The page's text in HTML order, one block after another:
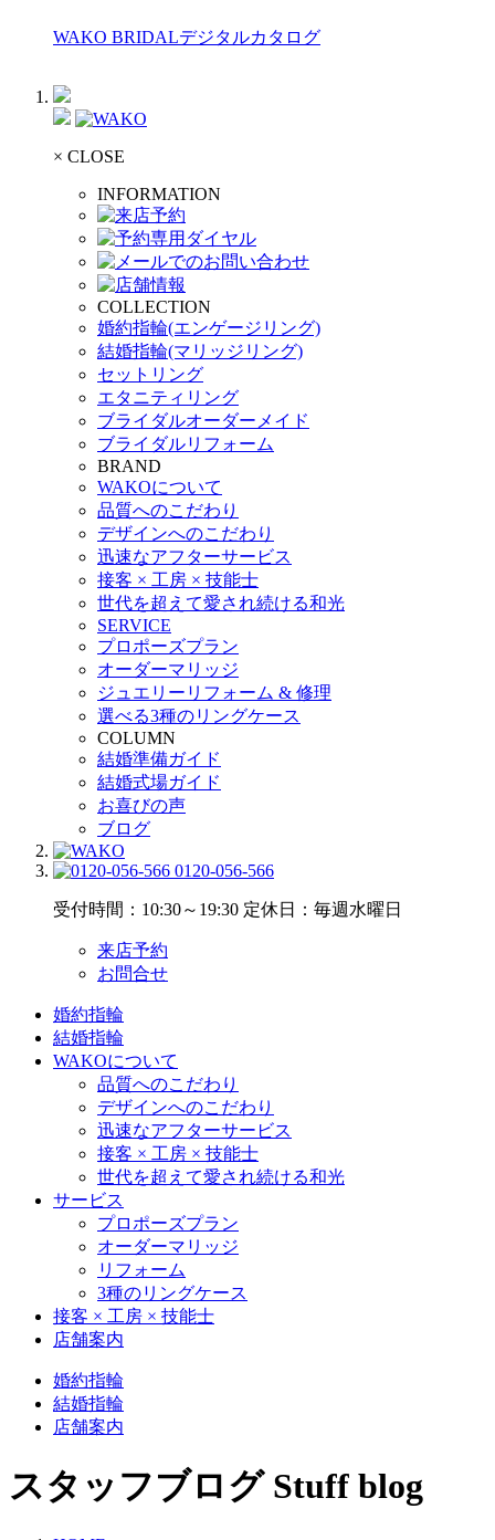
WAKO BRIDALデジタルカタログ
× CLOSE
INFORMATION
COLLECTION
婚約指輪(エンゲージリング)
結婚指輪(マリッジリング)
セットリング
エタニティリング
ブライダルオーダーメイド
ブライダルリフォーム
BRAND
WAKOについて
品質へのこだわり
デザインへのこだわり
迅速なアフターサービス
接客 × 工房 × 技能士
世代を超えて愛され続ける和光
SERVICE
プロポーズプラン
オーダーマリッジ
ジュエリーリフォーム & 修理
選べる3種のリングケース
COLUMN
結婚準備ガイド
結婚式場ガイド
お喜びの声
ブログ
0120-056-566
受付時間：10:30～19:30 定休日：毎週水曜日
来店予約
お問合せ
婚約指輪
結婚指輪
WAKOについて
品質へのこだわり
デザインへのこだわり
迅速なアフターサービス
接客 × 工房 × 技能士
世代を超えて愛され続ける和光
サービス
プロポーズプラン
オーダーマリッジ
リフォーム
3種のリングケース
接客 × 工房 × 技能士
店舗案内
婚約指輪
結婚指輪
店舗案内
スタッフブログStuff blog